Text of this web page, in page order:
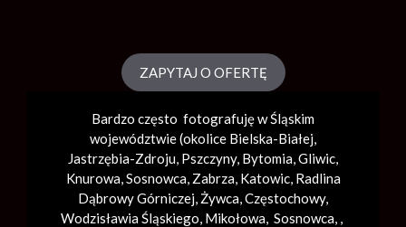
ZAPYTAJ O OFERTĘ
Bardzo często fotografuję w Śląskim
województwie (okolice Bielska-Białej,
Jastrzębia-Zdroju, Pszczyny, Bytomia, Gliwic,
Knurowa, Sosnowca, Zabrza, Katowic, Radlina
Dąbrowy Górniczej, Żywca, Częstochowy,
Wodzisławia Śląskiego, Mikołowa, Sosnowca, ,